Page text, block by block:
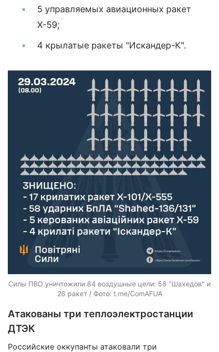
5 управляемых авиационных ракет
Х-59;
4 крылатые ракеты "Искандер-К".
Силы ПВО уничтожили 84 воздушные цели: 58 "Шахедов" и
26 ракет / Фото: t.me/ComAFUA
Атакованы три теплоэлектростанции
ДТЭК
Российские оккупанты атаковали три